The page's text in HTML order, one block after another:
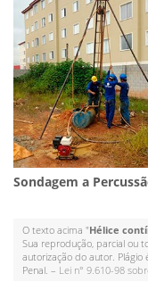
Sondagem a
O texto acima "Hélice
Sua reprodução, parcial ou
autorização do autor.
Penal. – Lei n° 9.610-98